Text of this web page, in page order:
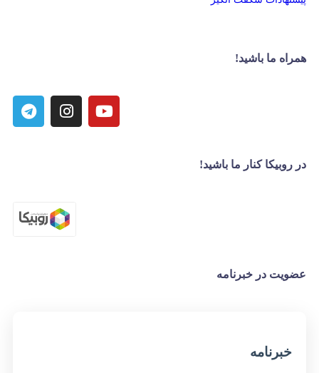
همراه ما باشید!
در روبیکا کنار ما باشید!
عضویت در خبرنامه
خبر‌نامه